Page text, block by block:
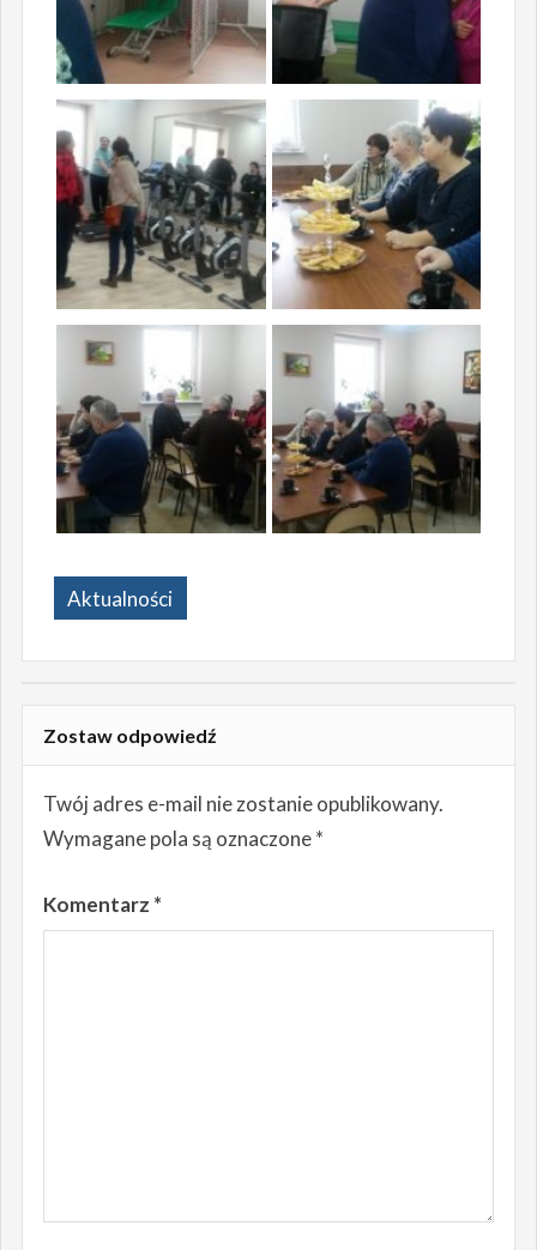
Aktualności
Zostaw odpowiedź
Twój adres e-mail nie zostanie opublikowany.
Wymagane pola są oznaczone*
Komentarz *